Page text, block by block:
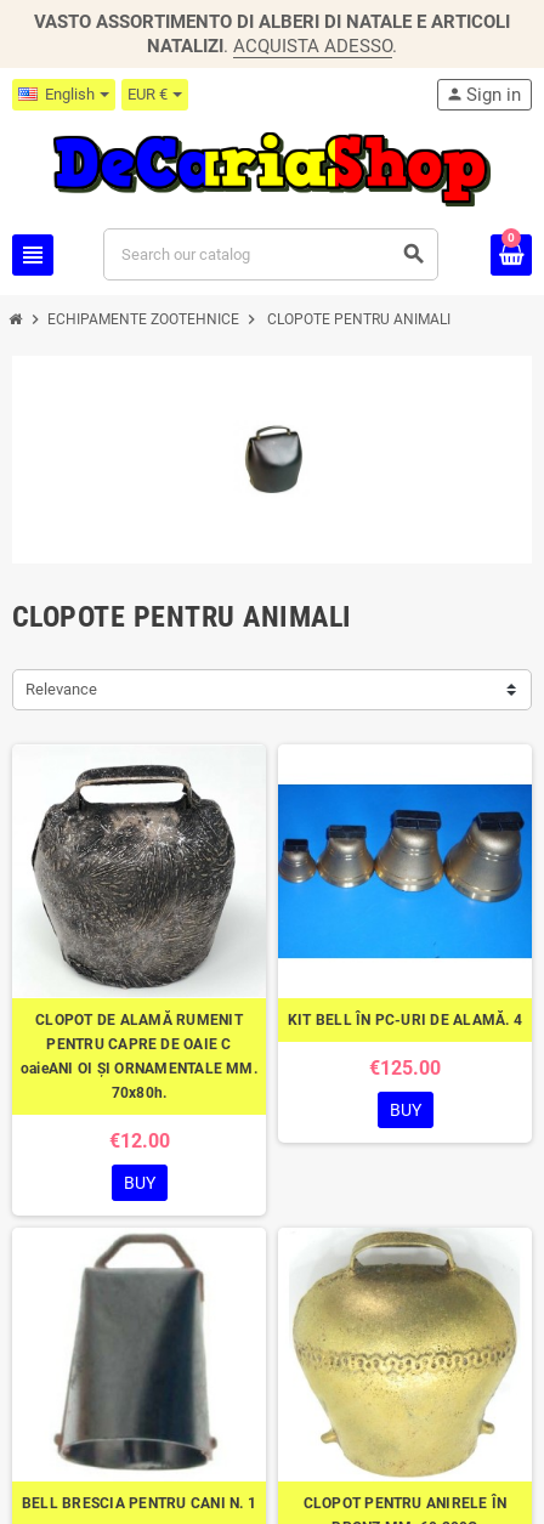
VASTO ASSORTIMENTO DI ALBERI DI NATALE E ARTICOLI
NATALIZI. ACQUISTA ADESSO.
English EUR €
view_headline search
person Sign in
0
chevron_right ECHIPAMENTE ZOOTEHNICE chevron_right CLOPOTE PENTRU ANIMALI
CLOPOTE PENTRU ANIMALI
Relevance
CLOPOT DE ALAMĂ RUMENIT
PENTRU CAPRE DE OAIE C
oaieANI OI ȘI ORNAMENTALE MM.
70x80h.
€12.00
BUY
KIT BELL ÎN PC-URI DE ALAMĂ. 4
€125.00
BUY
BELL BRESCIA PENTRU CANI N. 1
CLOPOT PENTRU ANIRELE ÎN